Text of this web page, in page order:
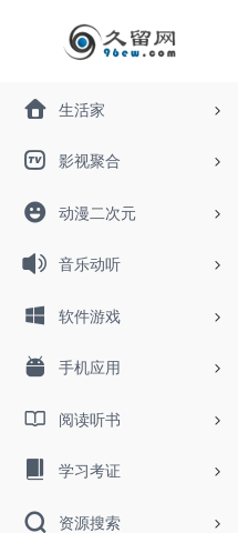
生活家
影视聚合
动漫二次元
音乐动听
软件游戏
手机应用
阅读听书
学习考证
资源搜索